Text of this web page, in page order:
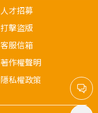
人才招募
打擊盜版
客服信箱
著作權聲明
隱私權政策